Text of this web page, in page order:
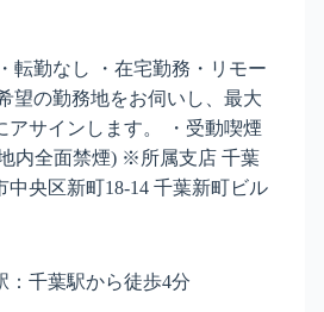
転勤なし ・在宅勤務・リモー
望の勤務地をお伺いし、最大
アサインします。 ・受動喫煙
内全面禁煙) ※所属支店 千葉
中央区新町18-14 千葉新町ビル
：千葉駅から徒歩4分